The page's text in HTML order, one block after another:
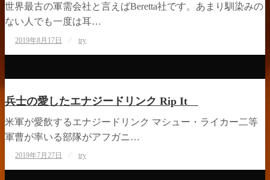
世界最古の軍需会社と言えばBeretta社です。あまり馴染みの
ない人でも一度は耳…
稿
2019年8月17日 try
兵士の愛したエナジードリンク Rip It
米軍が愛飲するエナジードリンク マシュー・ライカー二等
軍曹が率いる部隊がアフガニ…
投
稿
2019年7月27日 try